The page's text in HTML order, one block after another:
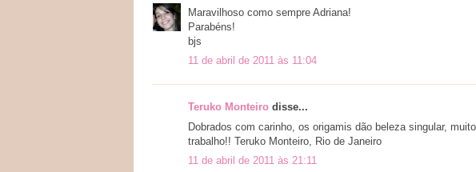
Maravilhoso como sempre Adriana!
Parabéns!
bjs
11 de abril de 2011 às 11:04
Teruko Monteiro disse...
Dobrados com carinho, os origamis dão beleza singular,
trabalho!! Teruko Monteiro, Rio de Janeiro
11 de abril de 2011 às 21:11